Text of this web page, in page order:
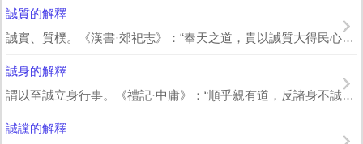
誠質的解釋
誠實、質樸。《漢書·郊祀志》：“奉天之道，貴以誠質大得民心也。”《隋書·禮儀...
誠身的解釋
謂以至誠立身行事。《禮記·中庸》：“順乎親有道，反諸身不誠，不順乎親矣；誠身有...
誠讜的解釋